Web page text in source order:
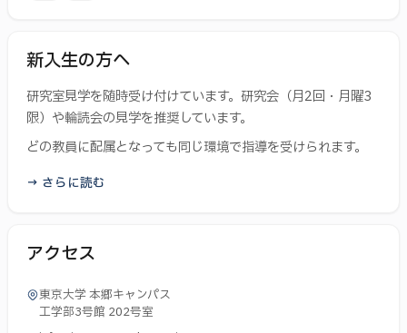
新入生の方へ
研究室見学を随時受け付けています。研究会（月2回・月曜3
限）や輪読会の見学を推奨しています。
どの教員に配属となっても同じ環境で指導を受けられます。
→ さらに読む
アクセス
東京大学 本郷キャンパス
工学部3号館 202号室